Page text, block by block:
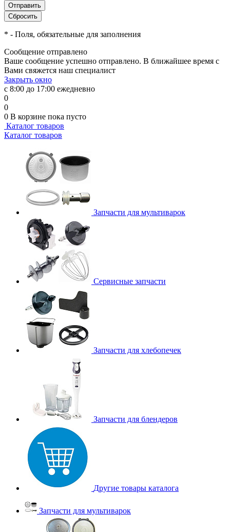
* - Поля, обязательные для заполнения
Сообщение отправлено
Ваше сообщение успешно отправлено. В ближайшее время с
Вами свяжется наш специалист
Закрыть окно
с 8:00 до 17:00 ежедневно
0
0
0 В корзине пока пусто
Каталог товаров
Каталог товаров
Запчасти для мультиварок
Сервисные запчасти
Запчасти для хлебопечек
Запчасти для блендеров
Другие товары каталога
Запчасти для мультиварок